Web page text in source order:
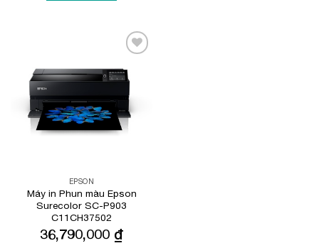
Wishlist
EPSON
Máy in Phun màu Epson
Surecolor SC-P903
C11CH37502
36,790,000 ₫